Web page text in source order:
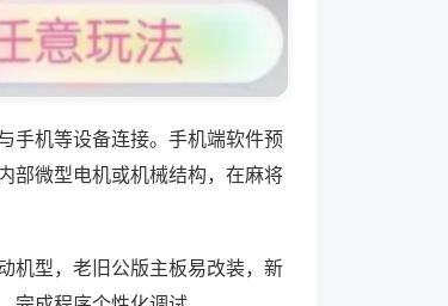
手机等设备连接。手机端软件预
部微型电机或机械结构，在麻将
机型，老旧公版主板易改装，新